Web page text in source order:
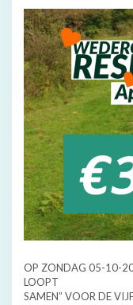
OP ZONDAG 05-10-
LOOPT
SAMEN” VOOR DE